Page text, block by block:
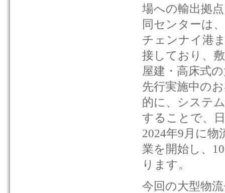
場への輸出拠
同センターは
チェンナイ港
接しており、
屋建・高床式
先行実施中の
的に、システ
することで、
2024年9月に
業を開始し、
ります。
今回の大型物